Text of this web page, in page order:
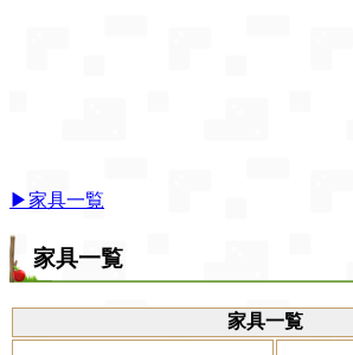
▶家具一覧
家具一覧
家具一覧